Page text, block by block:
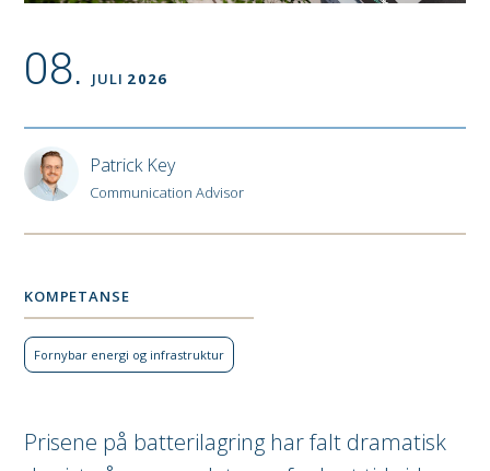
08. JULI 2026
Patrick Key
Communication Advisor
KOMPETANSE
Fornybar energi og infra­struktur
Prisene på batterilagring har falt dramatisk